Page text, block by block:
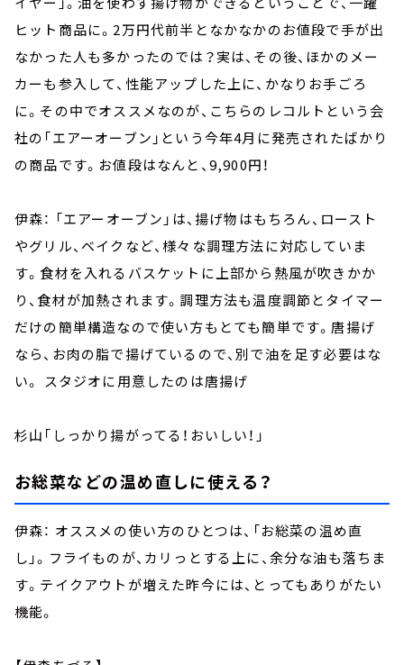
ヒット商品に。2万円代前半となかなかのお値段で手が出
なかった人も多かったのでは？実は、その後、ほかのメー
カーも参入して、性能アップした上に、かなりお手ごろ
に。その中でオススメなのが、こちらのレコルトという会
社の「エアーオーブン」という今年4月に発売されたばかり
の商品です。お値段はなんと、9,900円！
伊森： 「エアーオーブン」は、揚げ物はもちろん、ロースト
やグリル、ベイクなど、様々な調理方法に対応していま
す。食材を入れるバスケットに上部から熱風が吹きかか
り、食材が加熱されます。調理方法も温度調節とタイマー
だけの簡単構造なので使い方もとても簡単です。唐揚げ
なら、お肉の脂で揚げているので、別で油を足す必要はな
い。 スタジオに用意したのは唐揚げ
杉山「しっかり揚がってる！おいしい！」
お総菜などの温め直しに使える？
伊森： オススメの使い方のひとつは、「お総菜の温め直
し」。フライものが、カリっとする上に、余分な油も落ちま
す。テイクアウトが増えた昨今には、とってもありがたい
機能。